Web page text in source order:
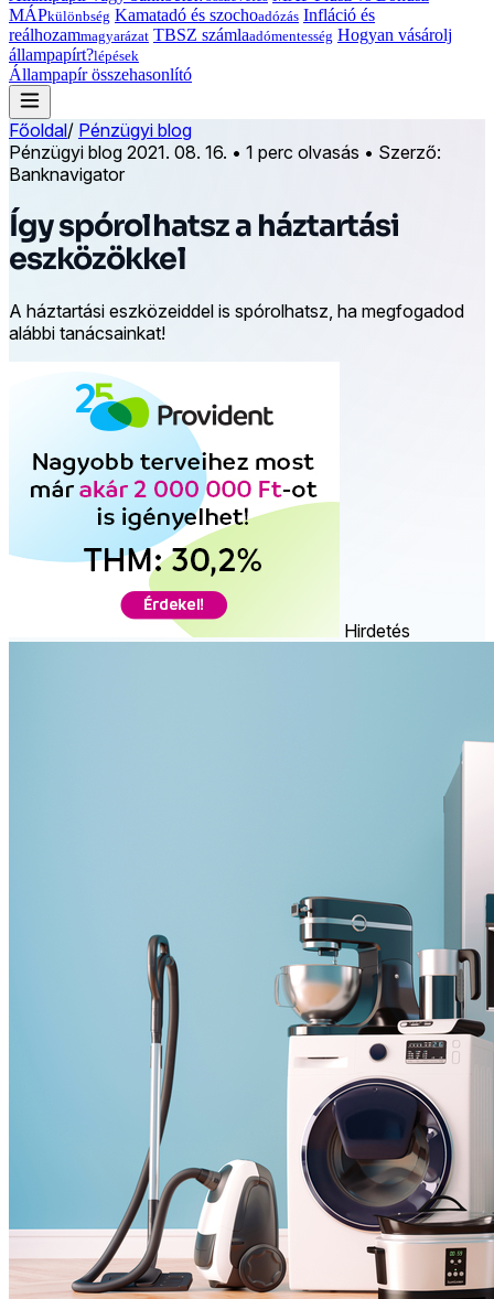
MÁPkülönbség Kamatadó és szochoadózás Infláció és
reálhozammagyarázat TBSZ számlaadómentesség Hogyan vásárolj
állampapírt?lépések
Állampapír összehasonlító
Főoldal/ Pénzügyi blog
Pénzügyi blog 2021. 08. 16. • 1 perc olvasás • Szerző:
Banknavigator
Így spórolhatsz a háztartási
eszközökkel
A háztartási eszközeiddel is spórolhatsz, ha megfogadod
alábbi tanácsainkat!
Hirdetés